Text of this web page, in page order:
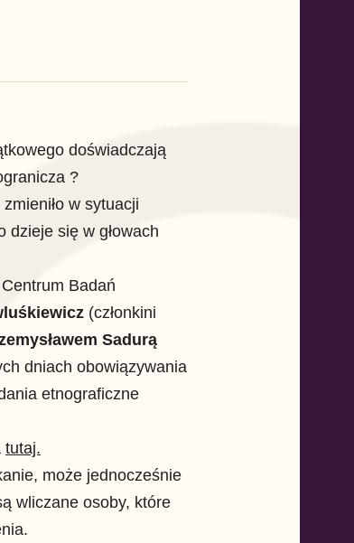
doświadczają
?
w sytuacji
dzieje się w głowach
Badań
(członkini
Sadurą
dniach obowiązywania
etnograficzne
tutaj.
może jednocześnie
wliczane osoby, które